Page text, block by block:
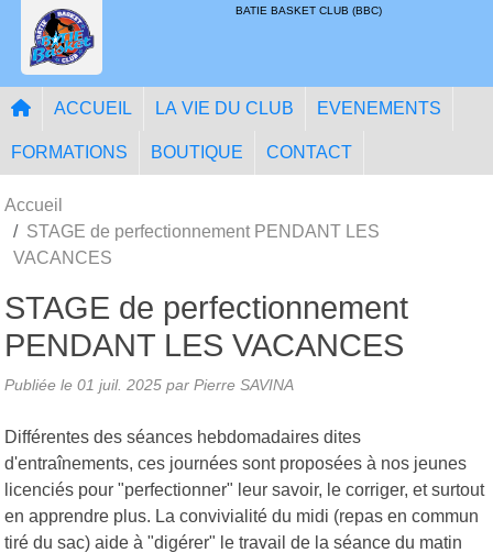
BATIE BASKET CLUB (BBC)
ACCUEIL LA VIE DU CLUB EVENEMENTS
FORMATIONS BOUTIQUE CONTACT
Accueil
STAGE de perfectionnement PENDANT LES
VACANCES
STAGE de perfectionnement
PENDANT LES VACANCES
Publiée le 01 juil. 2025 par Pierre SAVINA
Différentes des séances hebdomadaires dites
d'entraînements, ces journées sont proposées à nos jeunes
licenciés pour "perfectionner" leur savoir, le corriger, et surtout
en apprendre plus. La convivialité du midi (repas en commun
tiré du sac) aide à "digérer" le travail de la séance du matin
Panneau de gestion des cookies